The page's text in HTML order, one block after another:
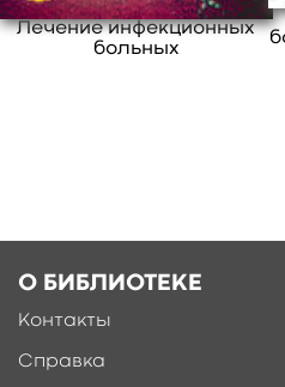
свернуть
Лечение инфекционных
больных
О БИБЛИОТЕКЕ
Контакты
Справка